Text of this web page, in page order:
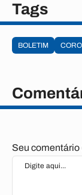
Tags
BOLETIM
Seu